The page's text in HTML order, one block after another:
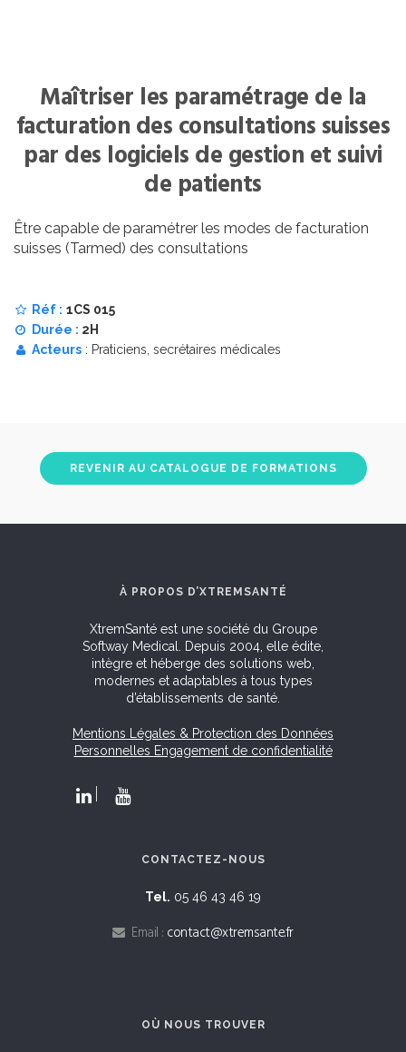
Maîtriser les paramétrage de la
facturation des consultations suisses
par des logiciels de gestion et suivi
de patients
Être capable de paramétrer les modes de facturation
suisses (Tarmed) des consultations
Réf : 1CS 015
Durée : 2H
Acteurs : Praticiens, secrétaires médicales
REVENIR AU CATALOGUE DE FORMATIONS
À PROPOS D’XTREMSANTÉ
XtremSanté est une société du Groupe
Softway Medical. Depuis 2004, elle édite,
intègre et héberge des solutions web,
modernes et adaptables à tous types
d’établissements de santé.
Mentions Légales & Protection des Données
Personnelles Engagement de confidentialité
CONTACTEZ-NOUS
Tel. 05 46 43 46 19
Email : contact@xtremsante.fr
OÙ NOUS TROUVER